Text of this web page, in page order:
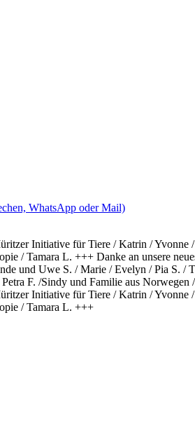
WhatsApp oder Mail)
Initiative für Tiere / Katrin /
/ Tamara L. +++ Danke an unsere
und Uwe S. / Marie / Evelyn / Pia S. /
F. /Sindy und Familie aus
Initiative für Tiere / Katrin /
/ Tamara L. +++